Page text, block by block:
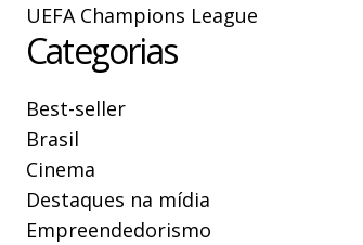
UEFA Champions League
Categorias
Best-seller
Brasil
Cinema
Destaques na mídia
Empreendedorismo